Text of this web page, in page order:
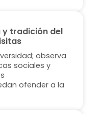
y tradición del
observa
sociales y
ofender a la